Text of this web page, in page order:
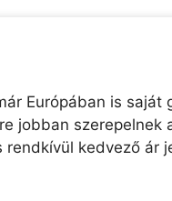
Európában is saját
jobban szerepelnek
kedvező ár